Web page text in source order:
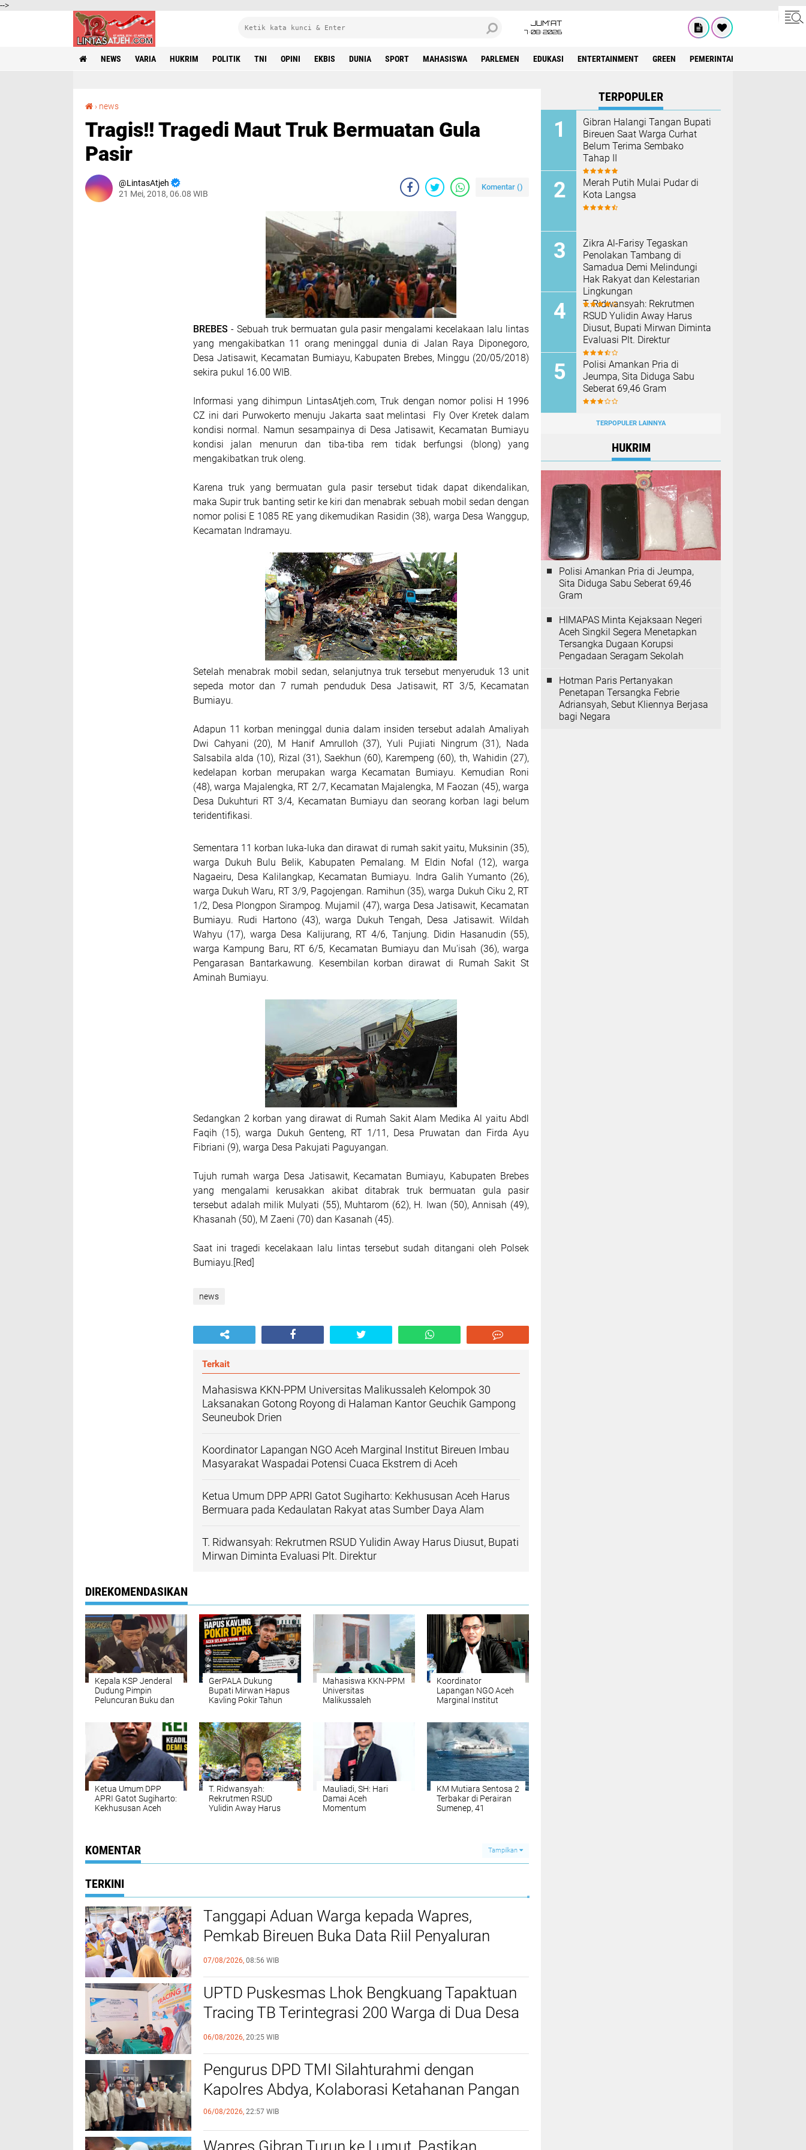
-->
JUM'AT
7•08•2026
NEWS VARIA HUKRIM POLITIK TNI OPINI EKBIS DUNIA SPORT MAHASISWA PARLEMEN EDUKASI ENTERTAINMENT GREEN PEMERINTAH ACEH
› news
Tragis!! Tragedi Maut Truk Bermuatan Gula
Pasir
LintasAtjeh
21 Mei, 2018, 06.08 WIB
Komentar ()
BREBES - Sebuah truk bermuatan gula pasir mengalami kecelakaan lalu lintas
yang mengakibatkan 11 orang meninggal dunia di Jalan Raya Diponegoro,
Desa Jatisawit, Kecamatan Bumiayu, Kabupaten Brebes, Minggu (20/05/2018)
sekira pukul 16.00 WIB.
Informasi yang dihimpun LintasAtjeh.com, Truk dengan nomor polisi H 1996
CZ ini dari Purwokerto menuju Jakarta saat melintasi Fly Over Kretek dalam
kondisi normal. Namun sesampainya di Desa Jatisawit, Kecamatan Bumiayu
kondisi jalan menurun dan tiba-tiba rem tidak berfungsi (blong) yang
mengakibatkan truk oleng.
Karena truk yang bermuatan gula pasir tersebut tidak dapat dikendalikan,
maka Supir truk banting setir ke kiri dan menabrak sebuah mobil sedan dengan
nomor polisi E 1085 RE yang dikemudikan Rasidin (38), warga Desa Wanggup,
Kecamatan Indramayu.
Setelah menabrak mobil sedan, selanjutnya truk tersebut menyeruduk 13 unit
sepeda motor dan 7 rumah penduduk Desa Jatisawit, RT 3/5, Kecamatan
Bumiayu.
Adapun 11 korban meninggal dunia dalam insiden tersebut adalah Amaliyah
Dwi Cahyani (20), M Hanif Amrulloh (37), Yuli Pujiati Ningrum (31), Nada
Salsabila alda (10), Rizal (31), Saekhun (60), Karempeng (60), th, Wahidin (27),
kedelapan korban merupakan warga Kecamatan Bumiayu. Kemudian Roni
(48), warga Majalengka, RT 2/7, Kecamatan Majalengka, M Faozan (45), warga
Desa Dukuhturi RT 3/4, Kecamatan Bumiayu dan seorang korban lagi belum
teridentifikasi.
Sementara 11 korban luka-luka dan dirawat di rumah sakit yaitu, Muksinin (35),
warga Dukuh Bulu Belik, Kabupaten Pemalang. M Eldin Nofal (12), warga
Nagaeiru, Desa Kalilangkap, Kecamatan Bumiayu. Indra Galih Yumanto (26),
warga Dukuh Waru, RT 3/9, Pagojengan. Ramihun (35), warga Dukuh Ciku 2, RT
1/2, Desa Plongpon Sirampog. Mujamil (47), warga Desa Jatisawit, Kecamatan
Bumiayu. Rudi Hartono (43), warga Dukuh Tengah, Desa Jatisawit. Wildah
Wahyu (17), warga Desa Kalijurang, RT 4/6, Tanjung. Didin Hasanudin (55),
warga Kampung Baru, RT 6/5, Kecamatan Bumiayu dan Mu'isah (36), warga
Pengarasan Bantarkawung. Kesembilan korban dirawat di Rumah Sakit St
Aminah Bumiayu.
Sedangkan 2 korban yang dirawat di Rumah Sakit Alam Medika Al yaitu Abdl
Faqih (15), warga Dukuh Genteng, RT 1/11, Desa Pruwatan dan Firda Ayu
Fibriani (9), warga Desa Pakujati Paguyangan.
Tujuh rumah warga Desa Jatisawit, Kecamatan Bumiayu, Kabupaten Brebes
yang mengalami kerusakkan akibat ditabrak truk bermuatan gula pasir
tersebut adalah milik Mulyati (55), Muhtarom (62), H. Iwan (50), Annisah (49),
Khasanah (50), M Zaeni (70) dan Kasanah (45).
Saat ini tragedi kecelakaan lalu lintas tersebut sudah ditangani oleh Polsek
Bumiayu.[Red]
news
Terkait
Mahasiswa KKN-PPM Universitas Malikussaleh Kelompok 30
Laksanakan Gotong Royong di Halaman Kantor Geuchik Gampong
Seuneubok Drien
Koordinator Lapangan NGO Aceh Marginal Institut Bireuen Imbau
Masyarakat Waspadai Potensi Cuaca Ekstrem di Aceh
Ketua Umum DPP APRI Gatot Sugiharto: Kekhususan Aceh Harus
Bermuara pada Kedaulatan Rakyat atas Sumber Daya Alam
T. Ridwansyah: Rekrutmen RSUD Yulidin Away Harus Diusut, Bupati
Mirwan Diminta Evaluasi Plt. Direktur
DIREKOMENDASIKAN
Kepala KSP Jenderal
Dudung Pimpin
Peluncuran Buku dan
Perekonomian
Nasional
GerPALA Dukung
Bupati Mirwan Hapus
Kavling Pokir Tahun
Tata Kelola APBK
Mahasiswa KKN-PPM
Universitas
Malikussaleh
Royong di Halaman
Kantor Geuchik
Gampong Seuneubok
Drien
Koordinator
Lapangan NGO Aceh
Marginal Institut
Waspadai Potensi
Cuaca Ekstrem di
Aceh
Ketua Umum DPP
APRI Gatot Sugiharto:
Kekhususan Aceh
Alam
T. Ridwansyah:
Rekrutmen RSUD
Yulidin Away Harus
Mauliadi, SH: Hari
Damai Aceh
Momentum
KM Mutiara Sentosa 2
Terbakar di Perairan
Sumenep, 41
KOMENTAR Tampilkan
TERKINI
Tanggapi Aduan Warga kepada Wapres,
Pemkab Bireuen Buka Data Riil Penyaluran
Bantuan Banjir
07/08/2026, 08:56 WIB
UPTD Puskesmas Lhok Bengkuang Tapaktuan
‎Tracing TB Terintegrasi 200 Warga di Dua Desa
Melalui Cek Kesehatan Gratis
06/08/2026, 20:25 WIB
Pengurus DPD TMI Silahturahmi dengan
Kapolres Abdya, Kolaborasi Ketahanan Pangan
06/08/2026, 22:57 WIB
Wapres Gibran Turun ke Lumut, Pastikan
TERPOPULER
Gibran Halangi Tangan Bupati
Bireuen Saat Warga Curhat
Belum Terima Sembako
Tahap II
Merah Putih Mulai Pudar di
Kota Langsa
Zikra Al-Farisy Tegaskan
Penolakan Tambang di
Samadua Demi Melindungi
Hak Rakyat dan Kelestarian
Lingkungan
T. Ridwansyah: Rekrutmen
RSUD Yulidin Away Harus
Diusut, Bupati Mirwan Diminta
Evaluasi Plt. Direktur
Polisi Amankan Pria di
Jeumpa, Sita Diduga Sabu
Seberat 69,46 Gram
TERPOPULER LAINNYA
HUKRIM
Polisi Amankan Pria di Jeumpa,
Sita Diduga Sabu Seberat 69,46
Gram
HIMAPAS Minta Kejaksaan Negeri
Aceh Singkil Segera Menetapkan
Tersangka Dugaan Korupsi
Pengadaan Seragam Sekolah
Hotman Paris Pertanyakan
Penetapan Tersangka Febrie
Adriansyah, Sebut Kliennya Berjasa
bagi Negara